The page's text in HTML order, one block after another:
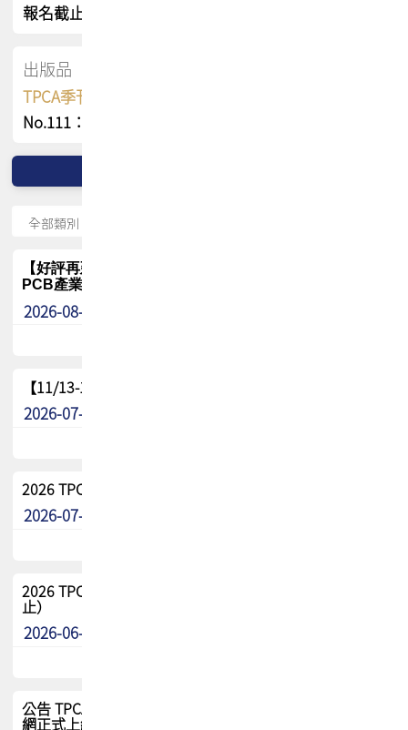
報名截止日 : 8/3 活動日期 : 8/15
出版品
TPCA季刊 FREE 線上版
No.111：PCB全球風險布局與韌性
【好評再延長】PCB GPT 全面開放體驗延長到8月!!
PCB產業專屬 AI 知識平台
2026-08-04
【11/13-15】2026 TPCA 百岳登頂_南橫三星
2026-07-22
2026 TPCA中南區會員問卷暨7/31交流餐敘報名
2026-07-08
2026 TPCA健康盃保齡球聯誼賽 熱烈報名中（8/3報名截
止）
2026-06-29
公告 TPCA 台灣電路板協會官網將迎來新面貌，7/1 新官
網正式上線！